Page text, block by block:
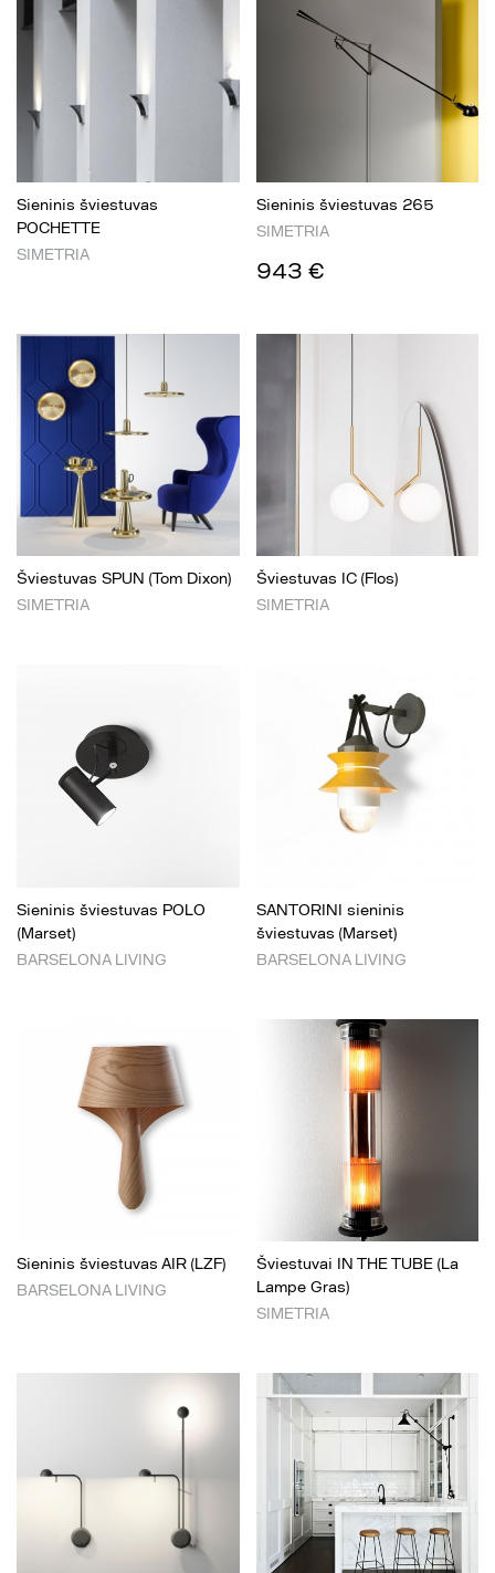
Sieninis šviestuvas
POCHETTE
SIMETRIA
Sieninis šviestuvas 265
SIMETRIA
943 €
Šviestuvas SPUN (Tom Dixon)
SIMETRIA
Šviestuvas IC (Flos)
SIMETRIA
Sieninis šviestuvas POLO
(Marset)
BARSELONA LIVING
SANTORINI sieninis
šviestuvas (Marset)
BARSELONA LIVING
Sieninis šviestuvas AIR (LZF)
BARSELONA LIVING
Šviestuvai IN THE TUBE (La
Lampe Gras)
SIMETRIA